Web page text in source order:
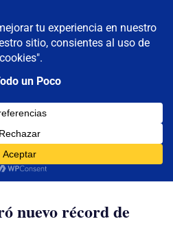
MENÚ
abandonados
nuevo récord de